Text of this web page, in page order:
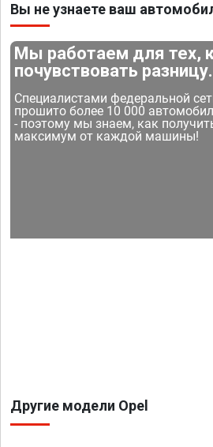
Вы не узнаете ваш
Мы работаем для тех,
почувствовать разницу.
Специалистами федеральной
прошито более 10 000
- поэтому мы знаем, как
максимум от каждой машины!
Другие модели Opel